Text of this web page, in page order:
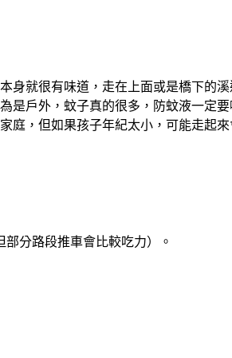
就很有味道，走在上面或是橋下的
戶外，蚊子真的很多，防蚊液一定
，但如果孩子年紀太小，可能走起
分路段推車會比較吃力）。